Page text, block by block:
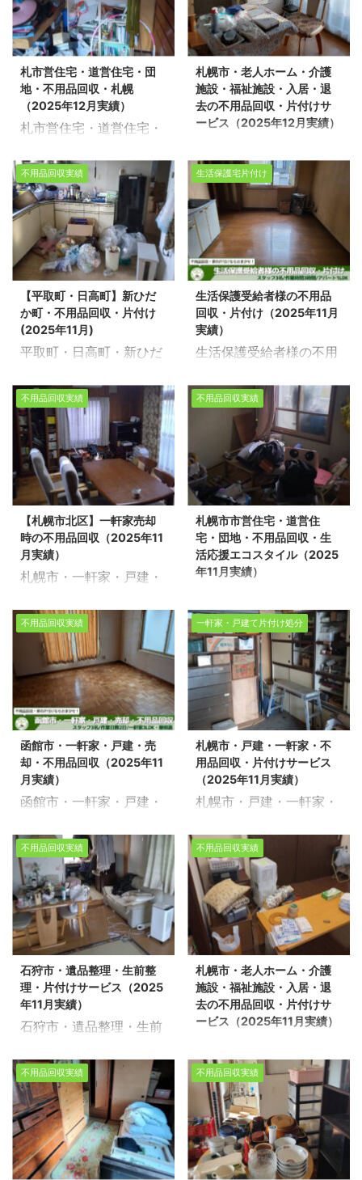
お任せください。経験豊
富で信頼できるスタッフ
が、お客様のご希望に寄
り添い、安心していただ
けるサービスを提供いた
します。 不用品回収や遺
品整理の ...
理しながら作業を進めて
います。 不動産売却前の
片付けや、不用品の整
理、遺品整理などは、状
況やご家庭ごとに内容が
異なります。生活 ...
不用品回収・遺品整理・
家の片付けを行っており
ます。 今回は、旭川市で
売却に伴う不用品回収を
させて頂きました。 ※ス
タッフ4名/作業日数1日
半/戸建4LDK・物置 不動
品回収、遺品整理に関す
るお悩みは、どうぞ私た
ちにお任せください。経
験豊富で信頼できるスタ
ッフが、お客様のご希望
に寄り添い、安心してい
ただけるサービスを提供
いたします。 不用品回収
や遺品整理の実績多数ご
ざいます！ ...
回は、札幌市手稲区の市
営団地で不用品回収を環
境事業公社とさせて頂き
ました。 スタッフ7名/作
業日数2日/団地3LDK 不
動産売却物件の整理や不
たちにお任せください。
経験豊富で信頼できるス
タッフが、お客様のご希
望に寄り添い、安心して
いただけるサービスを提
供いたします。 不用品回
収や遺品整理の実績多数
ございます！お客様一人
ひとりの ...
札市営住宅・道営住宅・団
地・不用品回収・札幌
（2025年12月実績）
札市営住宅・道営住宅・
（2025年12月実績） 生
活応援エコスタイルでは
不用品回収・遺品整理・
家の片付けを行っており
ます。 今回は、札幌市豊
平区の市営団地で不用品
回収を環境事業公社とさ
せて頂きました。 ※スタ
ッフ5名/作業日数1日/団
地3LDK 不動産売却物件
の整理や不用品回収、遺
は、どうぞ私たちにお任
せください。経験豊富で
信頼できるスタッフが、
お客様のご希望に寄り添
い、安心していただける
サービスを提供いたしま
す。 不用品回収や遺品整
理の実績多数ございま
す！お客様 ...
札幌市・老人ホーム・介護
施設・福祉施設・入居・退
去の不用品回収・片付けサ
ービス（2025年12月実績）
護施設・福祉施設・入
居・退去の不用品回収・
片付けサービス（2025
年12月実績） 生活応援
エコスタイルでは不用品
回収・遺品整理・家の片
付けを行っております。
今回は、札幌市豊平区の
老人ホームで遺品整理の
片付け作業をさせて頂き
ました。 ※スタッフ5名/
ム1LDK 不動産売却物件
の整理や不用品回収、遺
品整理に関するお悩み
は、どうぞ私たちにお任
せください。経験豊富で
信頼できるスタッフが、
お客様のご希望に寄り添
い、安心していただける
サービスを提供いたしま
す。 不用品回 ...
不用品回収実績
【平取町・日高町】新ひだ
か町・不用品回収・片付け
(2025年11月)
平取町・日高町・新ひだ
けサービス(2025年11月)
生活応援エコスタイルで
は不用品回収・遺品整
理・家の片付けを行って
おります。 今回は、平取
町で町営住宅の片付け作
業をさせて頂きました。
※スタッフ4名/作業時間6
時間/町営住宅2LDK 不動
産売却物件の整理や不用
品回収、遺品整理に関す
ちにお任せください。経
験豊富で信頼できるスタ
ッフが、お客様のご希望
に寄り添い、安心してい
ただけるサービスを提供
いたします。 不用品回収
や遺品整理の実績多数ご
ざいます！お客様一人ひ
と ...
生活保護宅片付け
生活保護受給者様の不用品
回収・片付け（2025年11月
実績）
生活保護受給者様の不用
年11月実績） 生活応援エ
コスタイルでは不用品回
収・遺品整理・家の片付
けを行っております。 今
回は、札幌市西区で生活
保護受給者様の片付け作
業を環境事業公社とさせ
て頂きました。 スタッフ
3名/作業時間3時間/アパ
ート1LDK 不動産売却物
は、どうぞ私たちにお任
せください。経験豊富で
信頼できるスタッフが、
お客様のご希望に寄り添
い、安心していただける
サービスを提供いたしま
す。 不用品回収や遺品整
理の実績多数ございま
す！お客 ...
不用品回収実績
【札幌市北区】一軒家売却
時の不用品回収（2025年11
月実績）
札幌市・一軒家・戸建・
付けサービス（2025年
11月実績） 生活応援エコ
スタイルでは不用品回
収・遺品整理・家の片付
けを行っております。 今
回は、札幌市北区で売却
に伴う不用品回収を環境
事業公社とさせて頂きま
した。 スタッフ5名/作業
日数2日/戸建4LDK 不動
産売却物件の整理や不用
るお悩みは、どうぞ私た
ちにお任せください。経
験豊富で信頼できるスタ
ッフが、お客様のご希望
に寄り添い、安心してい
ただけるサービスを提供
いたします。 不用品回収
や遺品整理の実績多数ご
ざいます ...
不用品回収実績
札幌市市営住宅・道営住
宅・団地・不用品回収・生
活応援エコスタイル（2025
年11月実績）
宅・団地・不用品回収・
生活応援エコスタイル
（2025年11月実績） 生
活応援エコスタイルでは
不用品回収・遺品整理・
家の片付けを行っており
ます。 今回は、札幌市東
区の市営団地で不用品回
収を環境事業公社とさせ
て頂きました。 ※スタッ
フ5名/作業日数2日/団地
整理や不用品回収、遺品
整理に関するお悩みは、
どうぞ私たちにお任せく
ださい。経験豊富で信頼
できるスタッフが、お客
様のご希望に寄り添い、
安心していただけるサー
ビスを提供いたします。
不用品回収や遺品整理の
実績多数 ...
不用品回収実績
函館市・一軒家・戸建・売
却・不用品回収（2025年11
月実績）
函館市・一軒家・戸建・
（2025年11月実績） 生
活応援エコスタイルでは
不用品回収・遺品整理・
家の片付けを行っており
ます。 今回は、函館市で
売却に伴う不用品回収を
一般廃収集業者とさせて
頂きました。 ※スタッフ
3名/作業日数2日/一軒家
3LDK・屋根裏 不動産売
却物件の整理や不用品回
悩みは、どうぞ私たちに
お任せください。経験豊
富で信頼できるスタッフ
が、お客様のご希望に寄
り添い、安心していただ
けるサービスを提供いた
一軒家・戸建て片付け処分
札幌市・戸建・一軒家・不
用品回収・片付けサービス
（2025年11月実績）
札幌市・戸建・一軒家・
ビス（2025年11月実
績） 生活応援エコスタイ
ルでは不用品回収・遺品
整理・家の片付けを行っ
ております。今回は、札
幌市厚別区で片付け作業
を環境事業公社とさせて
頂きました。 ※スタッフ
5名/作業時間4時間/車
庫・2部屋 不動産売却物
は、どうぞ私たちにお任
せください。経験豊富で
信頼できるスタッフが、
お客様のご希望に寄り添
い、安心していただける
サービスを提供いたしま
不用品回収実績
石狩市・遺品整理・生前整
理・片付けサービス（2025
年11月実績）
石狩市・遺品整理・生前
（2025年11月実績） 生
活応援エコスタイルでは
不用品回収・遺品整理・
家の片付けを行っており
ます。今回は、石狩市で
一軒家の遺品整理作業を
不用品回収実績
札幌市・老人ホーム・介護
施設・福祉施設・入居・退
去の不用品回収・片付けサ
ービス（2025年11月実績）
護施設・福祉施設・入
居・退去の不用品回収・
片付けサービス（2025
年11月実績） 生活応援エ
コスタイルでは不用品回
収・遺品整理・家の片付
不用品回収実績 不用品回収実績